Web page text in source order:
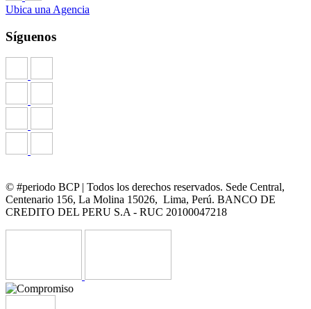
Ubica una Agencia
Síguenos
© #periodo BCP | Todos los derechos reservados. Sede Central,
Centenario 156, La Molina 15026, Lima, Perú. BANCO DE
CREDITO DEL PERU S.A - RUC 20100047218